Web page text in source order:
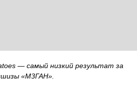
— самый низкий результат за
«М3ГАН».